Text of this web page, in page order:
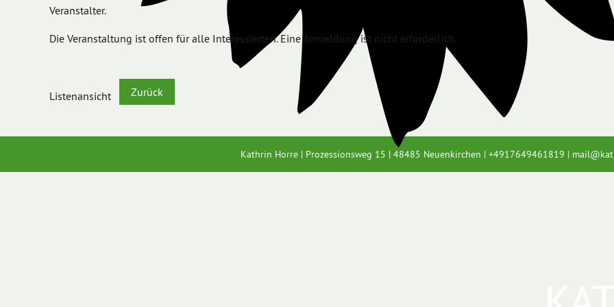
Veranstalter.
Die Veranstaltung ist offen für alle Interessierten. Eine Anmeldung ist nicht erforderlich.
Listenansicht Zurück
Kathrin Horre | Prozessionsweg 15 | 48485 Neuenkirchen |+4917649461819 | mail@